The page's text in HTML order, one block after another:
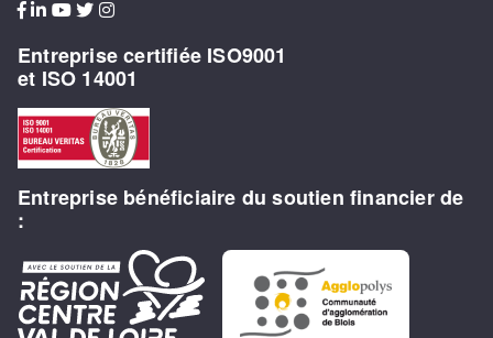
Entreprise certifiée ISO9001
et ISO 14001
Entreprise bénéficiaire du soutien financier de
: